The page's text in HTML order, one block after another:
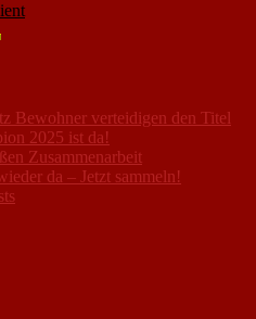
Bewohner verteidigen den Titel
2025 ist da!
Zusammenarbeit
da – Jetzt sammeln!